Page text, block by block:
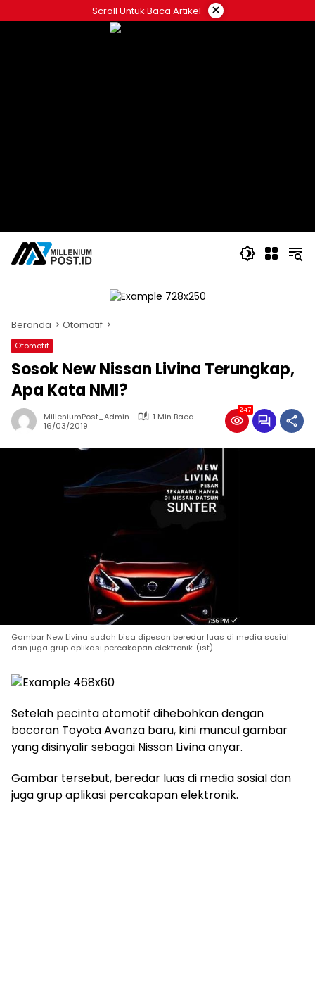
ke
Scroll Untuk Baca Artikel ×
Beranda Otomotif
Otomotif
Sosok New Nissan Livina Terungkap,
Apa Kata NMI?
MilleniumPost_Admin
1 Min Baca
16/03/2019
247
Gambar New Livina sudah bisa dipesan beredar luas di media sosial
dan juga grup aplikasi percakapan elektronik. (ist)
Setelah pecinta otomotif dihebohkan dengan
bocoran Toyota Avanza baru, kini muncul gambar
yang disinyalir sebagai Nissan Livina anyar.
Gambar tersebut, beredar luas di media sosial dan
juga grup aplikasi percakapan elektronik.